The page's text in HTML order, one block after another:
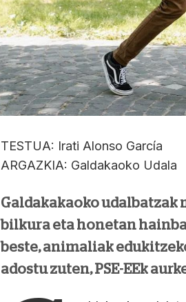
TESTUA: Irati Alonso García
ARGAZKIA: Galdakaoko Udala
Galdakakaoko udalbatzak
bilkura eta honetan
beste, animaliak
adostu zuten, PSE-EEk